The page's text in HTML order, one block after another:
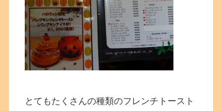
とてもたくさんの種類のフレンチトースト